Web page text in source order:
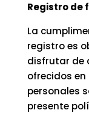
Registro de
La
registro es
disfrutar de
ofrecidos
personales
presente